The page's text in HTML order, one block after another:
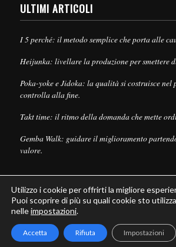
ULTIMI ARTICOLI
I 5 perché: il metodo semplice che porta alle
Heijunka: livellare la produzione per smettere
Poka-yoke e Jidoka: la qualità si costruisce nel
controlla alla fine.
Takt time: il ritmo della domanda che mette
Gemba Walk: guidare il miglioramento
valore.
© Copyright - Leanpull - Inbound Marketing by
Utilizzo i cookie per offrirti la migliore
Puoi scoprire di più su quali cookie sto
nelleimpostazioni.
Accetta Rifiuta Impostazioni